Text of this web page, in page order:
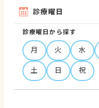
診療曜日
診療曜日から探す
月 火 水
土
日 祝